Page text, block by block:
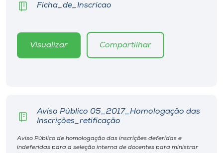
Store
o idioma
Ficha_de_Inscricao
Visualizar Compartilhar
Aviso Público 05_2017_Homologação das
Inscrições_retificação
Aviso Público de homologação das inscrições deferidas e
indeferidas para a seleção interna de docentes para ministrar